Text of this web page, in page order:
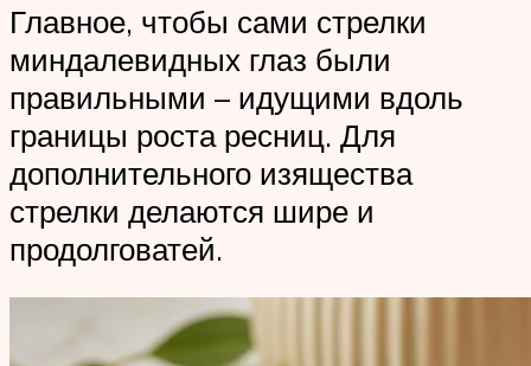
Главное, чтобы сами стрелки
миндалевидных глаз были
правильными – идущими вдоль
границы роста ресниц. Для
дополнительного изящества
стрелки делаются шире и
продолговатей.